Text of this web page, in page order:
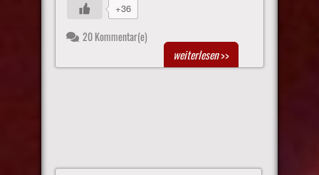
+36
20 Kommentar(e)
weiterlesen>>